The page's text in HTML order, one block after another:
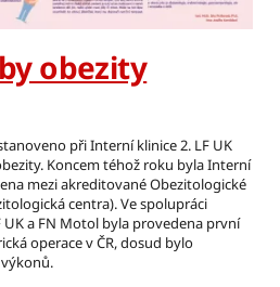
obezity
při Interní klinice 2. LF UK
Koncem téhož roku byla Interní
mezi akreditované Obezitologické
centra). Ve spolupráci
a FN Motol byla provedena první
operace v ČR, dosud bylo